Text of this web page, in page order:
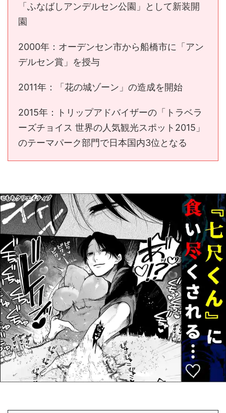
「ふなばしアンデルセン公園」として新装開
園
2000年：オーデンセン市から船橋市に「アン
デルセン賞」を授与
2011年：「花の城ゾーン」の造成を開始
2015年：トリップアドバイザーの「トラベラ
ーズチョイス 世界の人気観光スポット2015」
のテーマパーク部門で日本国内3位となる